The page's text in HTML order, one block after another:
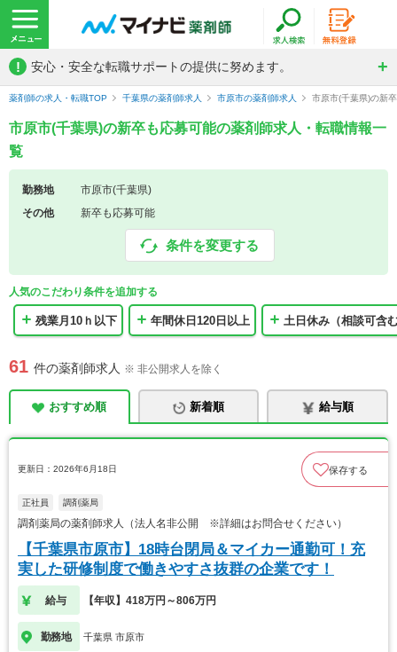
! 安心・安全な転職サポートの提供に努めます。
薬剤師の求人・転職TOP 千葉県の薬剤師求人 市原市の薬剤師求人 市原市(千葉県)の新
市原市(千葉県)の新卒も応募可能の薬剤師求人・転職情報一
覧
勤務地
市原市(千葉県)
その他
新卒も応募可能
条件を変更する
人気のこだわり条件を追加する
残業月10ｈ以下 年間休日120日以上 土日休み（相談可含
61 件の薬剤師求人 ※ 非公開求人を除く
おすすめ順 新着順 給与順
更新日：2026年6月18日 保存する
正社員 調剤薬局
調剤薬局の薬剤師求人（法人名非公開 ※詳細はお問合せください）
【千葉県市原市】18時台閉局＆マイカー通勤可！充
実した研修制度で働きやすさ抜群の企業です！
給与 【年収】418万円～806万円
勤務地 千葉県 市原市